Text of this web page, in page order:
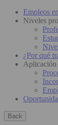
Empleos
Niveles
¿Por qué
Aplicación
Back